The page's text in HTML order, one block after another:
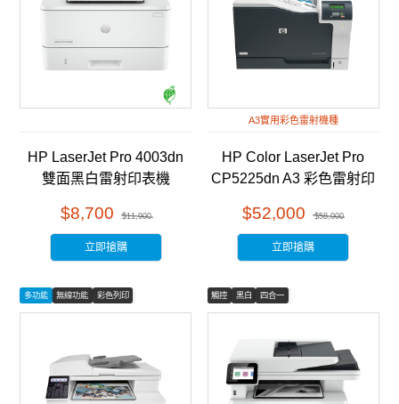
HP LaserJet Pro 4003dn
雙面黑白雷射印表機
$8,700 $11,900
立即搶購
A3實用彩色雷射機種
HP Color LaserJet Pro
CP5225dn A3 彩色雷射印
$52,000 $58,000
立即搶購
多功能 無線功能 彩色列印 觸控 黑白 四合一